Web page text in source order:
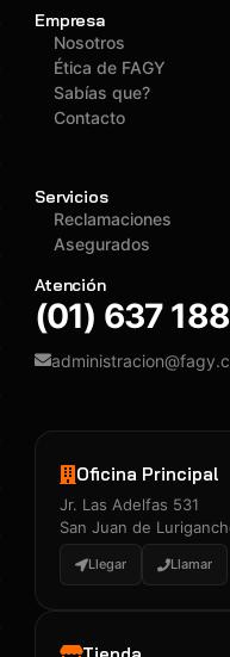
Empresa
Nosotros
Ética de FAGY
Sabías que?
Contacto
Servicios
Reclamaciones
Asegurados
Atención
(01) 637
Oficina Principal
Jr. Las Adelfas 531
San Juan de
Llegar Llamar